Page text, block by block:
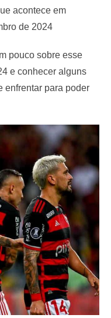
acontece em
de 2024
pouco sobre esse
e conhecer alguns
enfrentar para poder